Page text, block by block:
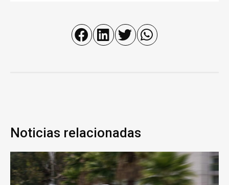
Noticias relacionadas